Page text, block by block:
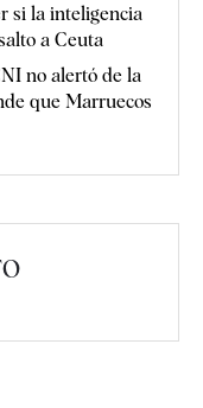
si la inteligencia
a Ceuta
no alertó de la
que Marruecos